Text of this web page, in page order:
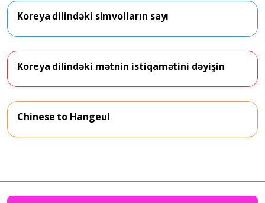
Koreya dilindəki simvolların sayı
Koreya dilindəki mətnin istiqamətini dəyişin
Chinese to Hangeul